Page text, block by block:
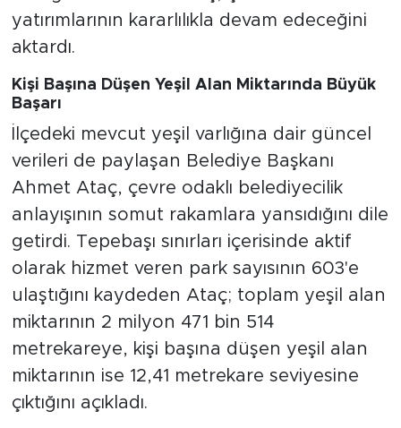
yatırımlarının kararlılıkla devam edeceğini
aktardı.
Kişi Başına Düşen Yeşil Alan Miktarında Büyük
Başarı
İlçedeki mevcut yeşil varlığına dair güncel
verileri de paylaşan Belediye Başkanı
Ahmet Ataç, çevre odaklı belediyecilik
anlayışının somut rakamlara yansıdığını dile
getirdi. Tepebaşı sınırları içerisinde aktif
olarak hizmet veren park sayısının 603'e
ulaştığını kaydeden Ataç; toplam yeşil alan
miktarının 2 milyon 471 bin 514
metrekareye, kişi başına düşen yeşil alan
miktarının ise 12,41 metrekare seviyesine
çıktığını açıkladı.